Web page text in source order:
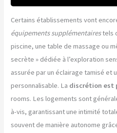
Certains établissements vont
équipements supplémentairestels
piscine, une table de massage ou
secrète » dédiée à l’exploration
assurée par un éclairage tamisé et
personnalisable. La discrétion est
rooms. Les logements sont
à-vis, garantissant une intimité
souvent de manière autonome